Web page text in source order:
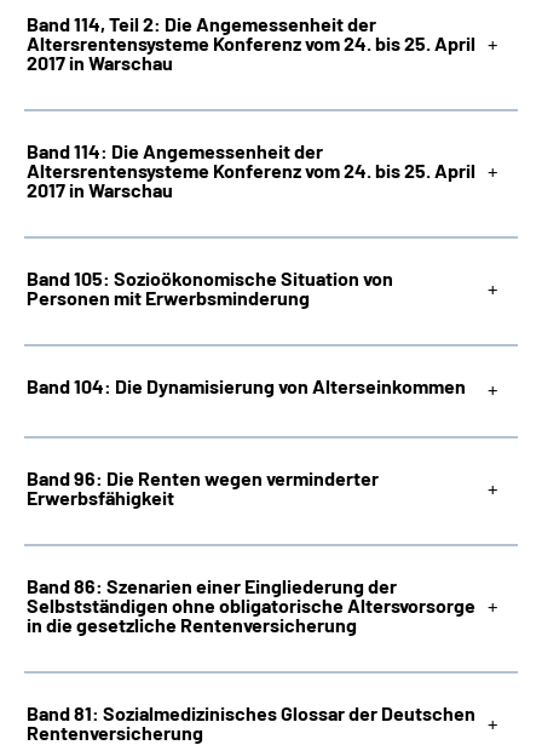
Band 114, Teil 2: Die Angemessenheit der
Altersrentensysteme Konferenz vom 24. bis 25. April
2017 in Warschau
Band 114: Die Angemessenheit der
Altersrentensysteme Konferenz vom 24. bis 25. April
2017 in Warschau
Band 105: Sozioökonomische Situation von
Personen mit Erwerbsminderung
Band 104: Die Dynamisierung von Alterseinkommen
Band 96: Die Renten wegen verminderter
Erwerbsfähigkeit
Band 86: Szenarien einer Eingliederung der
Selbstständigen ohne obligatorische Altersvorsorge
in die gesetzliche Rentenversicherung
Band 81: Sozialmedizinisches Glossar der Deutschen
Rentenversicherung